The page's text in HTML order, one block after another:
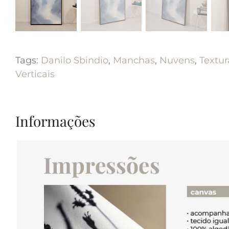
Tags: Danilo Sbindio, Manchas, Nuvens,
Verticais
Informações